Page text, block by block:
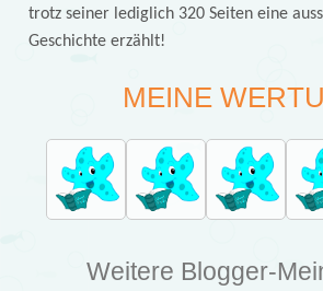
trotz seiner lediglich 320 Seiten eine
Geschichte erzählt!
MEINE
Weitere Blogger-